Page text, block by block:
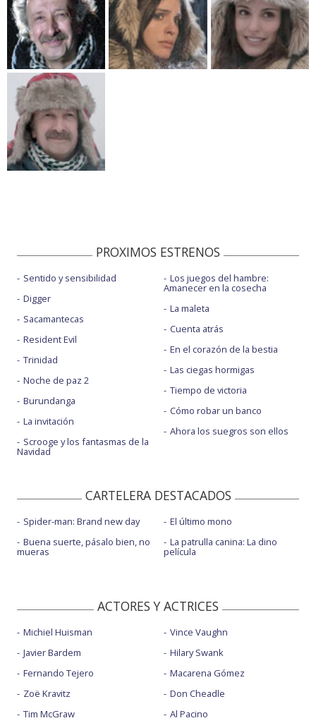
PROXIMOS ESTRENOS
Sentido y sensibilidad
Digger
Sacamantecas
Resident Evil
Trinidad
Noche de paz 2
Burundanga
La invitación
Scrooge y los fantasmas de la
Navidad
Los juegos del hambre:
Amanecer en la cosecha
La maleta
Cuenta atrás
En el corazón de la bestia
Las ciegas hormigas
Tiempo de victoria
Cómo robar un banco
Ahora los suegros son ellos
CARTELERA DESTACADOS
Spider-man: Brand new day
Buena suerte, pásalo bien, no
mueras
El último mono
La patrulla canina: La dino
película
ACTORES Y ACTRICES
Michiel Huisman
Javier Bardem
Fernando Tejero
Zoë Kravitz
Tim McGraw
Vince Vaughn
Hilary Swank
Macarena Gómez
Don Cheadle
Al Pacino